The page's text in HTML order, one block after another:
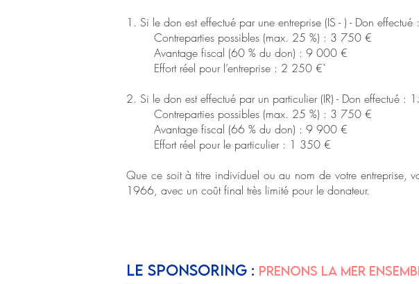
1.⁠ ⁠Si le don est effectué par une entreprise (IS - ) - Don
Contreparties possibles (max. 25 %) : 3 750 €
Avantage fiscal (60 % du don) : 9 000 €
Effort réel pour l’entreprise : 2 250 €`
2.⁠ ⁠Si le don est effectué par un particulier (IR) - Don effectué :
Contreparties possibles (max. 25 %) : 3 750 €
Avantage fiscal (66 % du don) : 9 900 €
Effort réel pour le particulier : 1 350 €
Que ce soit à titre individuel ou au nom de votre entreprise,
1966, avec un coût final très limité pour le donateur.
LE SPONSORING : Prenons la mer